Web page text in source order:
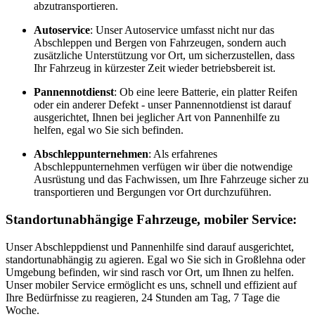
abzutransportieren.
Autoservice: Unser Autoservice umfasst nicht nur das
Abschleppen und Bergen von Fahrzeugen, sondern auch
zusätzliche Unterstützung vor Ort, um sicherzustellen, dass
Ihr Fahrzeug in kürzester Zeit wieder betriebsbereit ist.
Pannennotdienst: Ob eine leere Batterie, ein platter Reifen
oder ein anderer Defekt - unser Pannennotdienst ist darauf
ausgerichtet, Ihnen bei jeglicher Art von Pannenhilfe zu
helfen, egal wo Sie sich befinden.
Abschleppunternehmen: Als erfahrenes
Abschleppunternehmen verfügen wir über die notwendige
Ausrüstung und das Fachwissen, um Ihre Fahrzeuge sicher zu
transportieren und Bergungen vor Ort durchzuführen.
Standortunabhängige Fahrzeuge, mobiler Service:
Unser Abschleppdienst und Pannenhilfe sind darauf ausgerichtet,
standortunabhängig zu agieren. Egal wo Sie sich in Großlehna oder
Umgebung befinden, wir sind rasch vor Ort, um Ihnen zu helfen.
Unser mobiler Service ermöglicht es uns, schnell und effizient auf
Ihre Bedürfnisse zu reagieren, 24 Stunden am Tag, 7 Tage die
Woche.